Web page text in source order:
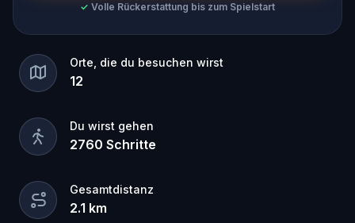
✓ Volle Rückerstattung bis zum Spielstart
Orte, die du besuchen wirst
12
Du wirst gehen
2760 Schritte
Gesamtdistanz
2.1 km